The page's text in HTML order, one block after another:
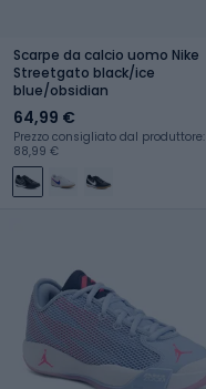
Scarpe da calcio uomo Nike
Streetgato black/ice
blue/obsidian
64,99 €
Prezzo consigliato dal produttore:
88,99 €